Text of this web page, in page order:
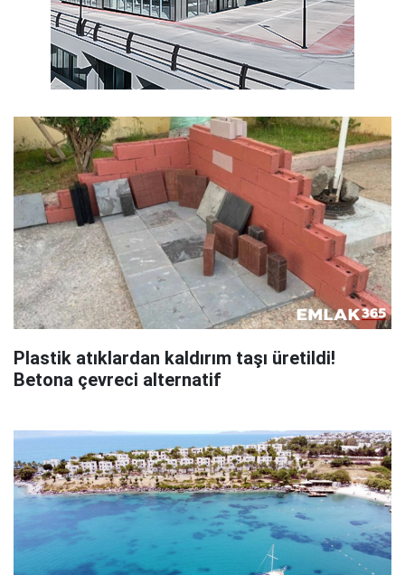
Plastik atıklardan kaldırım taşı üretildi!
Betona çevreci alternatif